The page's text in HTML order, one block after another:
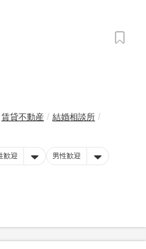
賃貸不動産
結婚相談所
歓迎 男性歓迎